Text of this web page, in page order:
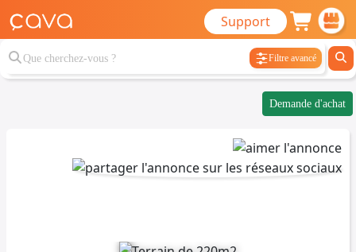
Support
Filtre avancé
Demande d'achat